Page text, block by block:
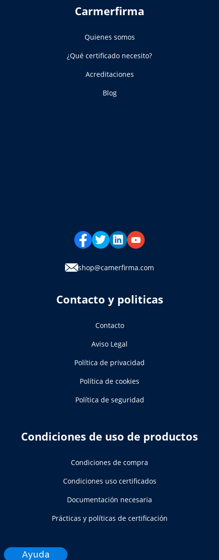
Carmerfirma
Quienes somos
¿Qué certificado necesito?
Acreditaciones
Blog
shop@camerfirma.com
Contacto y politicas
Contacto
Aviso Legal
Política de privacidad
Política de cookies
Política de seguridad
Condiciones de uso de productos
Condiciones de compra
Condiciones uso certificados
Documentación necesaria
Prácticas y políticas de certificación
Ayuda